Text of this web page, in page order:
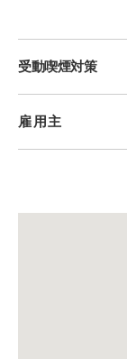
受動喫煙対策
雇用主